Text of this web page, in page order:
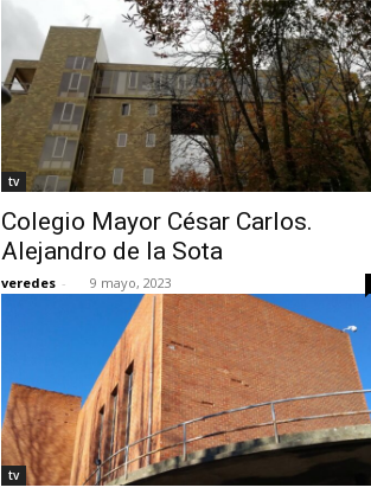
tv
Colegio Mayor César Carlos.
Alejandro de la Sota
veredes - 9 mayo, 2023
tv